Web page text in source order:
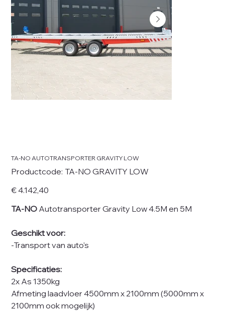
TA-NO AUTOTRANSPORTER GRAVITY LOW
Productcode: Productcode
TA-
TA-NO GRAVITY LOW
Prijs
€ 4.142,40
TA-NO Autotransporter Gravity Low 4.5M en 5M
Geschikt voor:
-Transport van auto's
Specificaties:
2x As 1350kg
Afmeting laadvloer 4500mm x 2100mm (5000mm x
2100mm ook mogelijk)